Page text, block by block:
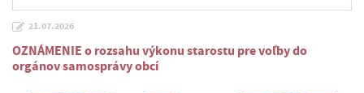
21.07.2026
OZNÁMENIE o rozsahu výkonu starostu pre voľby do
orgánov samosprávy obcí